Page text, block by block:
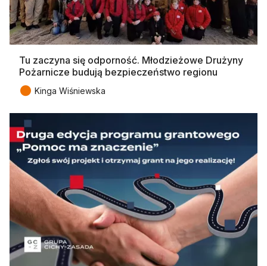
Tu zaczyna się odporność. Młodzieżowe Drużyny
Pożarnicze budują bezpieczeństwo regionu
● Kinga Wiśniewska